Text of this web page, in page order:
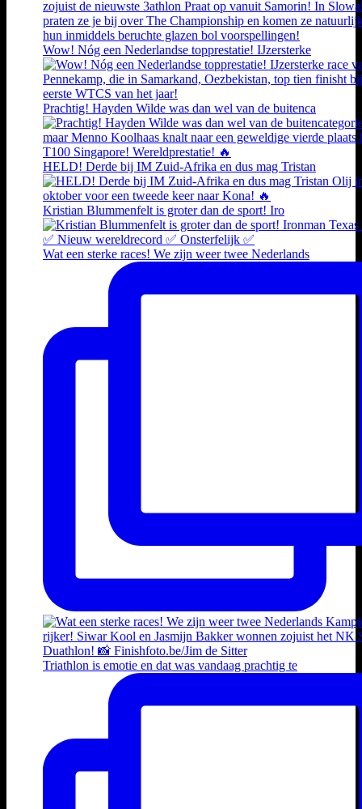
Wow! Nóg een Nederlandse topprestatie! IJzersterke
Prachtig! Hayden Wilde was dan wel van de buitenca
HELD! Derde bij IM Zuid-Afrika en dus mag Tristan
Kristian Blummenfelt is groter dan de sport! Iro
Wat een sterke races! We zijn weer twee Nederlands
Triathlon is emotie en dat was vandaag prachtig te